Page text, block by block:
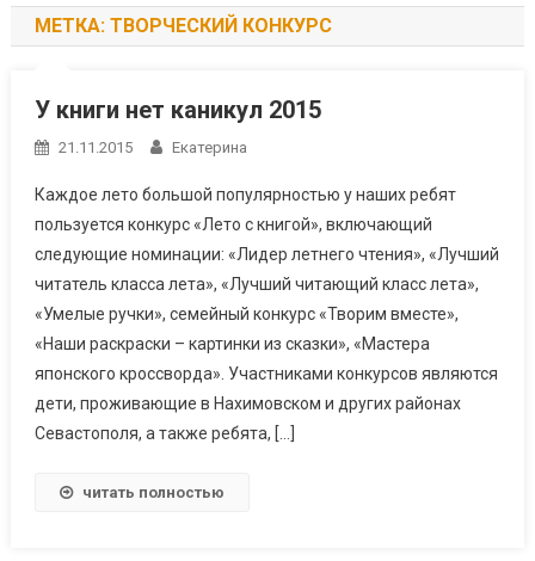
МЕТКА: ТВОРЧЕСКИЙ КОНКУРС
У книги нет каникул 2015
21.11.2015 Екатерина
Каждое лето большой популярностью у наших ребят
пользуется конкурс «Лето с книгой», включающий
следующие номинации: «Лидер летнего чтения», «Лучший
читатель класса лета», «Лучший читающий класс лета»,
«Умелые ручки», семейный конкурс «Творим вместе»,
«Наши раскраски – картинки из сказки», «Мастера
японского кроссворда». Участниками конкурсов являются
дети, проживающие в Нахимовском и других районах
Севастополя, а также ребята, […]
читать полностью